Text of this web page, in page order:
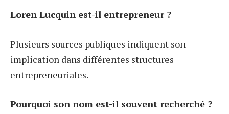
Loren Lucquin est-il entrepreneur ?
Plusieurs sources publiques indiquent son
implication dans différentes structures
entrepreneuriales.
Pourquoi son nom est-il souvent recherché ?